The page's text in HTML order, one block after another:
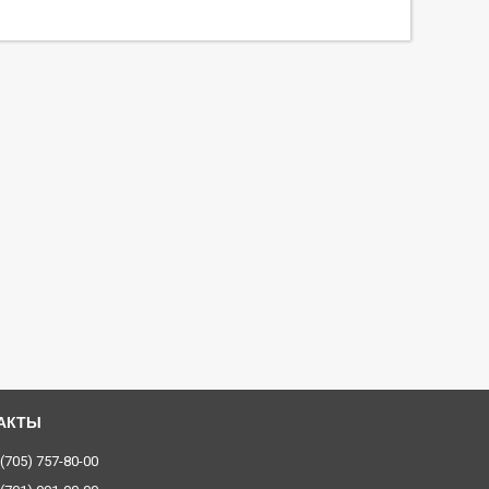
757-80-00